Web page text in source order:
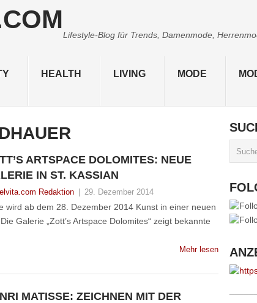
Lifestyle-Blog für Trends, Damenmode,
HEALTH LIVING MODE
ARTSPACE DOLOMITES: NEUE
IN ST. KASSIAN
Redaktion 29. Dezember 2014
wird ab dem 28. Dezember 2014 Kunst in einer neuen
Galerie „Zott’s Artspace Dolomites“ zeigt bekannte
Mehr lesen
MATISSE: ZEICHNEN MIT DER